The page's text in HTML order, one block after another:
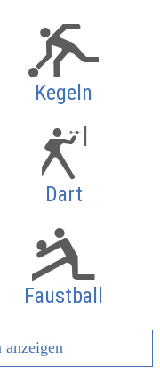
Kegeln
Dart
Faustball